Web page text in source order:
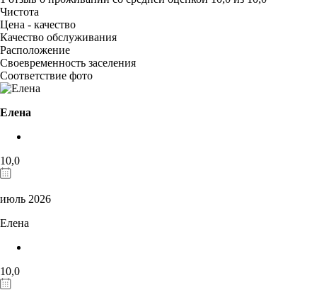
Чистота
Цена - качество
Качество обслуживания
Расположение
Своевременность заселения
Соответствие фото
Елена
10,0
июль 2026
Елена
10,0